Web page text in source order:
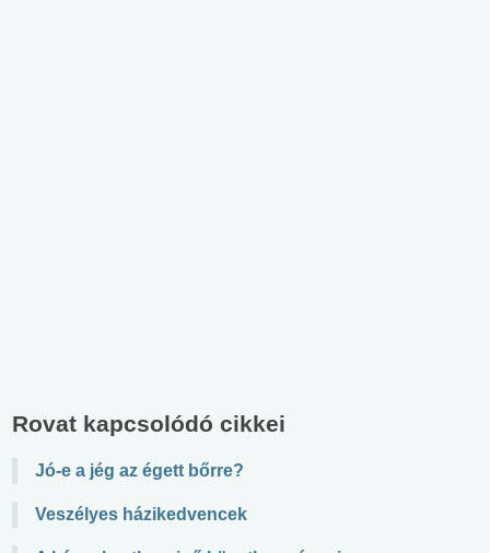
Rovat kapcsolódó cikkei
Jó-e a jég az égett bőrre?
Veszélyes házikedvencek